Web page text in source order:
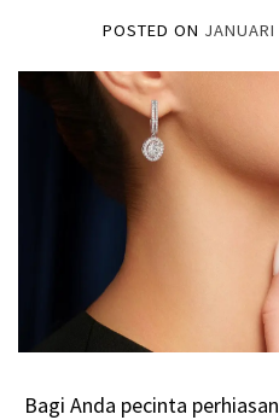
POSTED ON
Bagi Anda pecinta